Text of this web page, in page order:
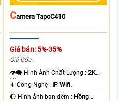
CAmera TapoC410
Giá bán: 5%-35%
Giá Gốc:
👁️‍🗨 Hình Ành Chất Lượng :2K
Lite .
⚜️ Công Nghệ : IP Wifi.
🌔 Hình ảnh ban đêm : Hồng